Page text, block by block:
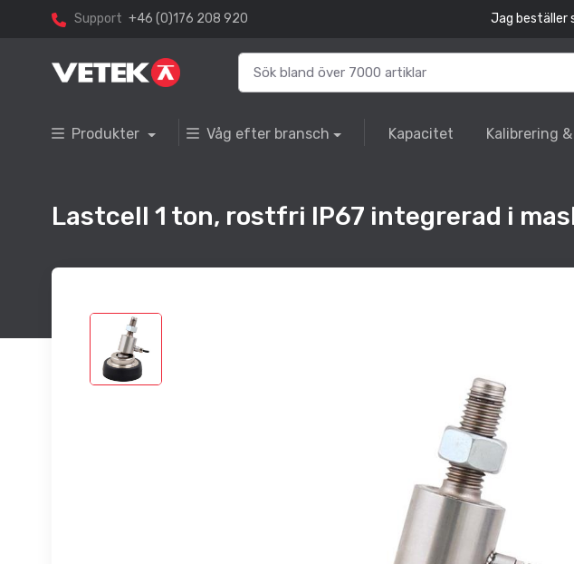
Support +46 (0)176 208 920 Jag beställer
Produkter Våg efter bransch Kapacitet Kalibrering
Lastcell 1 ton, rostfri IP67 integrerad i